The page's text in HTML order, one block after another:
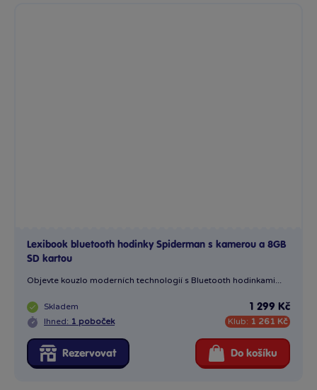
Lexibook bluetooth hodinky Spiderman s kamerou a 8GB
SD kartou
Objevte kouzlo moderních technologií s Bluetooth hodinkami...
Skladem
Ihned: 1 poboček
1 299 Kč
Klub: 1 261 Kč
Rezervovat Do košíku